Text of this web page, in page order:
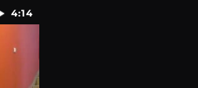
4:14